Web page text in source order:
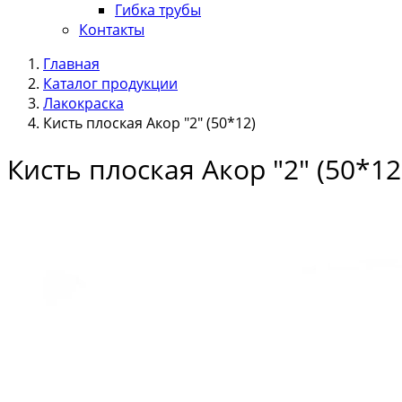
Гибка трубы
Контакты
Главная
Каталог продукции
Лакокраска
Кисть плоская Акор "2" (50*12)
Кисть плоская Акор "2"